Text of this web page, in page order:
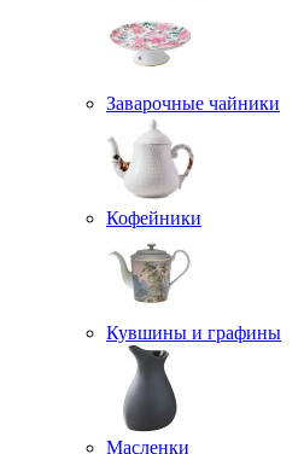
Заварочные чайники
Кофейники
Кувшины и графины
Масленки